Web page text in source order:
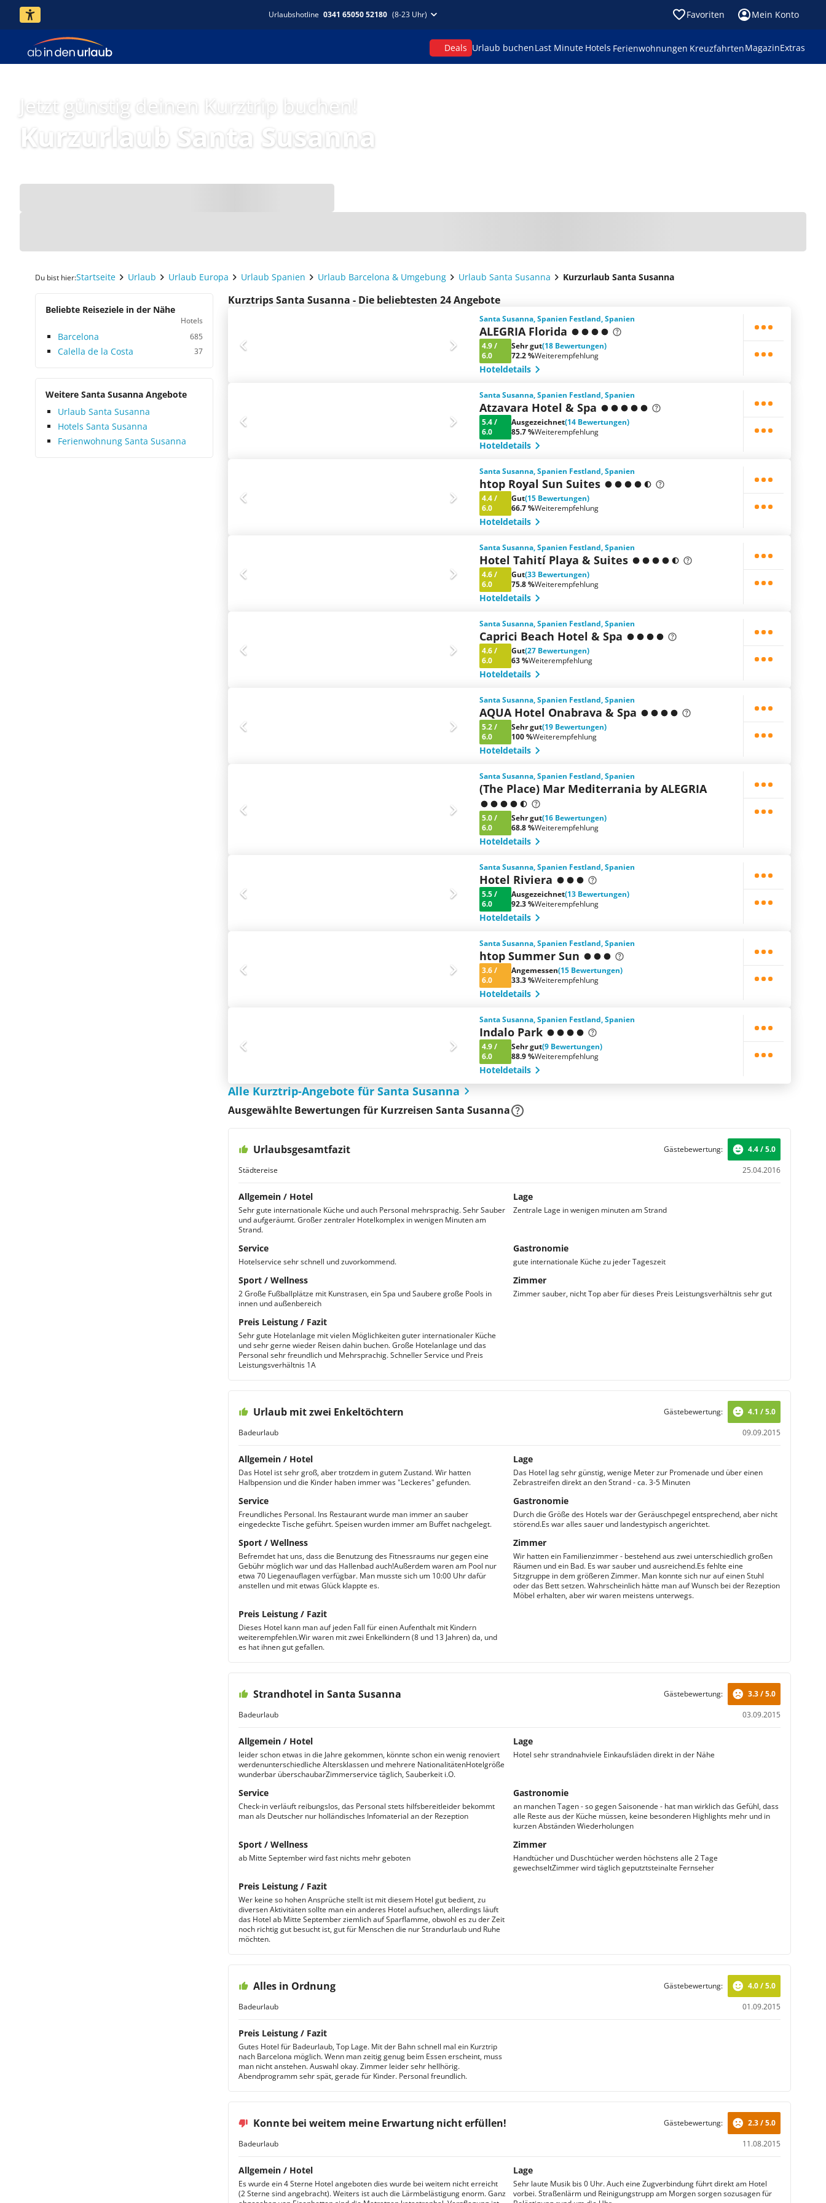
Urlaubshotline 0341 65050 52180 (8-23 Uhr) Favoriten Mein Konto
Deals Urlaub buchenLast Minute Hotels Ferienwohnungen KreuzfahrtenMagazinExtras
Jetzt günstig deinen Kurztrip buchen!
Kurzurlaub Santa Susanna
Du bist hier:Startseite Urlaub Urlaub Europa Urlaub Spanien Urlaub Barcelona & Umgebung Urlaub Santa Susanna Kurzurlaub Santa Susanna
Beliebte Reiseziele in der Nähe
Hotels
Barcelona 685
Calella de la Costa 37
Weitere Santa Susanna Angebote
Urlaub Santa Susanna
Hotels Santa Susanna
Ferienwohnung Santa Susanna
Kurztrips Santa Susanna - Die beliebtesten 24 Angebote
Santa Susanna, Spanien Festland, Spanien
ALEGRIA Florida
4.9/
6.0
Sehr gut(18 Bewertungen)
72.2 %Weiterempfehlung
Hoteldetails
Santa Susanna, Spanien Festland, Spanien
Atzavara Hotel & Spa
5.4/
6.0
Ausgezeichnet(14 Bewertungen)
85.7 %Weiterempfehlung
Hoteldetails
Santa Susanna, Spanien Festland, Spanien
htop Royal Sun Suites
4.4/
6.0
Gut(15 Bewertungen)
66.7 %Weiterempfehlung
Hoteldetails
Santa Susanna, Spanien Festland, Spanien
Hotel Tahití Playa & Suites
4.6/
6.0
Gut(33 Bewertungen)
75.8 %Weiterempfehlung
Hoteldetails
Santa Susanna, Spanien Festland, Spanien
Caprici Beach Hotel & Spa
4.6/
6.0
Gut(27 Bewertungen)
63 %Weiterempfehlung
Hoteldetails
Santa Susanna, Spanien Festland, Spanien
AQUA Hotel Onabrava & Spa
5.2/
6.0
Sehr gut(19 Bewertungen)
100 %Weiterempfehlung
Hoteldetails
Santa Susanna, Spanien Festland, Spanien
(The Place) Mar Mediterrania by ALEGRIA
5.0/
6.0
Sehr gut(16 Bewertungen)
68.8 %Weiterempfehlung
Hoteldetails
Santa Susanna, Spanien Festland, Spanien
Hotel Riviera
5.5/
6.0
Ausgezeichnet(13 Bewertungen)
92.3 %Weiterempfehlung
Hoteldetails
Santa Susanna, Spanien Festland, Spanien
htop Summer Sun
3.6/
6.0
Angemessen(15 Bewertungen)
33.3 %Weiterempfehlung
Hoteldetails
Santa Susanna, Spanien Festland, Spanien
Indalo Park
4.9/
6.0
Sehr gut(9 Bewertungen)
88.9 %Weiterempfehlung
Hoteldetails
Alle Kurztrip-Angebote für Santa Susanna
Ausgewählte Bewertungen für Kurzreisen Santa Susanna
Urlaubsgesamtfazit
Städtereise 25.04.2016
Gästebewertung: 4.4 / 5.0
Allgemein / Hotel
Sehr gute internationale Küche und auch Personal mehrsprachig. Sehr Sauber
und aufgeräumt. Großer zentraler Hotelkomplex in wenigen Minuten am
Strand.
Lage
Zentrale Lage in wenigen minuten am Strand
Service
Hotelservice sehr schnell und zuvorkommend.
Gastronomie
gute internationale Küche zu jeder Tageszeit
Sport / Wellness
2 Große Fußballplätze mit Kunstrasen, ein Spa und Saubere große Pools in
innen und außenbereich
Zimmer
Zimmer sauber, nicht Top aber für dieses Preis Leistungsverhältnis sehr gut
Preis Leistung / Fazit
Sehr gute Hotelanlage mit vielen Möglichkeiten guter internationaler Küche
und sehr gerne wieder Reisen dahin buchen. Große Hotelanlage und das
Personal sehr freundlich und Mehrsprachig. Schneller Service und Preis
Leistungsverhältnis 1A
Urlaub mit zwei Enkeltöchtern
Badeurlaub 09.09.2015
Gästebewertung: 4.1 / 5.0
Allgemein / Hotel
Das Hotel ist sehr groß, aber trotzdem in gutem Zustand. Wir hatten
Halbpension und die Kinder haben immer was "Leckeres" gefunden.
Lage
Das Hotel lag sehr günstig, wenige Meter zur Promenade und über einen
Zebrastreifen direkt an den Strand - ca. 3-5 Minuten
Service
Freundliches Personal. Ins Restaurant wurde man immer an sauber
eingedeckte Tische geführt. Speisen wurden immer am Buffet nachgelegt.
Gastronomie
Durch die Größe des Hotels war der Geräuschpegel entsprechend, aber nicht
störend.Es war alles sauer und landestypisch angerichtet.
Sport / Wellness
Befremdet hat uns, dass die Benutzung des Fitnessraums nur gegen eine
Gebühr möglich war und das Hallenbad auch!Außerdem waren am Pool nur
etwa 70 Liegenauflagen verfügbar. Man musste sich um 10:00 Uhr dafür
anstellen und mit etwas Glück klappte es.
Zimmer
Wir hatten ein Familienzimmer - bestehend aus zwei unterschiedlich großen
Räumen und ein Bad. Es war sauber und ausreichend.Es fehlte eine
Sitzgruppe in dem größeren Zimmer. Man konnte sich nur auf einen Stuhl
oder das Bett setzen. Wahrscheinlich hätte man auf Wunsch bei der Rezeption
Möbel erhalten, aber wir waren meistens unterwegs.
Preis Leistung / Fazit
Dieses Hotel kann man auf jeden Fall für einen Aufenthalt mit Kindern
weiterempfehlen.Wir waren mit zwei Enkelkindern (8 und 13 Jahren) da, und
es hat ihnen gut gefallen.
Strandhotel in Santa Susanna
Badeurlaub 03.09.2015
Gästebewertung: 3.3 / 5.0
Allgemein / Hotel
leider schon etwas in die Jahre gekommen, könnte schon ein wenig renoviert
werdenunterschiedliche Altersklassen und mehrere NationalitätenHotelgröße
wunderbar überschaubarZimmerservice täglich, Sauberkeit i.O.
Lage
Hotel sehr strandnahviele Einkaufsläden direkt in der Nähe
Service
Check-in verläuft reibungslos, das Personal stets hilfsbereitleider bekommt
man als Deutscher nur holländisches Infomaterial an der Rezeption
Gastronomie
an manchen Tagen - so gegen Saisonende - hat man wirklich das Gefühl, dass
alle Reste aus der Küche müssen, keine besonderen Highlights mehr und in
kurzen Abständen Wiederholungen
Sport / Wellness
ab Mitte September wird fast nichts mehr geboten
Zimmer
Handtücher und Duschtücher werden höchstens alle 2 Tage
gewechseltZimmer wird täglich geputztsteinalte Fernseher
Preis Leistung / Fazit
Wer keine so hohen Ansprüche stellt ist mit diesem Hotel gut bedient, zu
diversen Aktivitäten sollte man ein anderes Hotel aufsuchen, allerdings läuft
das Hotel ab Mitte September ziemlich auf Sparflamme, obwohl es zu der Zeit
noch richtig gut besucht ist, gut für Menschen die nur Strandurlaub und Ruhe
möchten.
Alles in Ordnung
Badeurlaub 01.09.2015
Gästebewertung: 4.0 / 5.0
Preis Leistung / Fazit
Gutes Hotel für Badeurlaub, Top Lage. Mit der Bahn schnell mal ein Kurztrip
nach Barcelona möglich. Wenn man zeitig genug beim Essen erscheint, muss
man nicht anstehen. Auswahl okay. Zimmer leider sehr hellhörig.
Abendprogramm sehr spät, gerade für Kinder. Personal freundlich.
Konnte bei weitem meine Erwartung nicht erfüllen!
Badeurlaub 11.08.2015
Gästebewertung: 2.3 / 5.0
Allgemein / Hotel
Es wurde ein 4 Sterne Hotel angeboten dies wurde bei weitem nicht erreicht
(2 Sterne sind angebracht). Weiters ist auch die Lärmbelästigung enorm. Ganz
Lage
Sehr laute Musik bis 0 Uhr. Auch eine Zugverbindung führt direkt am Hotel
vorbei. Straßenlärm und Reinigungstrupp am Morgen sorgen sozusagen für